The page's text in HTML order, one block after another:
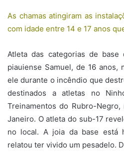
As chamas atingiram as
com idade entre 14 e 17 anos
Atleta das categorias de base
piauiense Samuel, de 16 anos,
ele durante o incêndio que
destinados a atletas no
Treinamentos do Rubro-
Janeiro. O atleta do sub-17
no local. A joia da base está
relatou ter vivido um pesadelo.